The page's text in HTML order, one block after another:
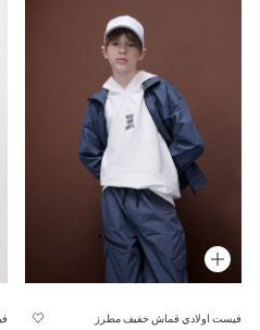
فيست اولادي قماش خفيف مطرز